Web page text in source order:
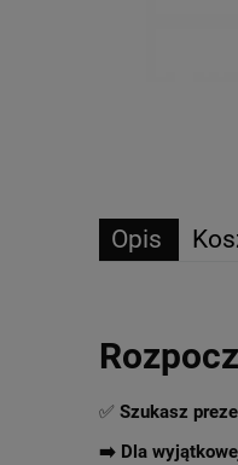
Opis
✅ Szukasz
➡️ Dla